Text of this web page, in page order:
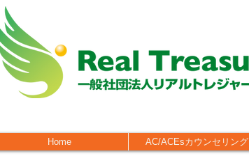
Home AC/ACEsカウンセリング